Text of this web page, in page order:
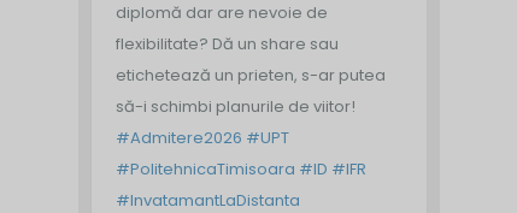
diplomă dar are nevoie de
flexibilitate? Dă un share sau
etichetează un prieten, s-ar putea
să-i schimbi planurile de viitor!
#Admitere2026 #UPT
#PolitehnicaTimisoara #ID #IFR
#InvatamantLaDistanta